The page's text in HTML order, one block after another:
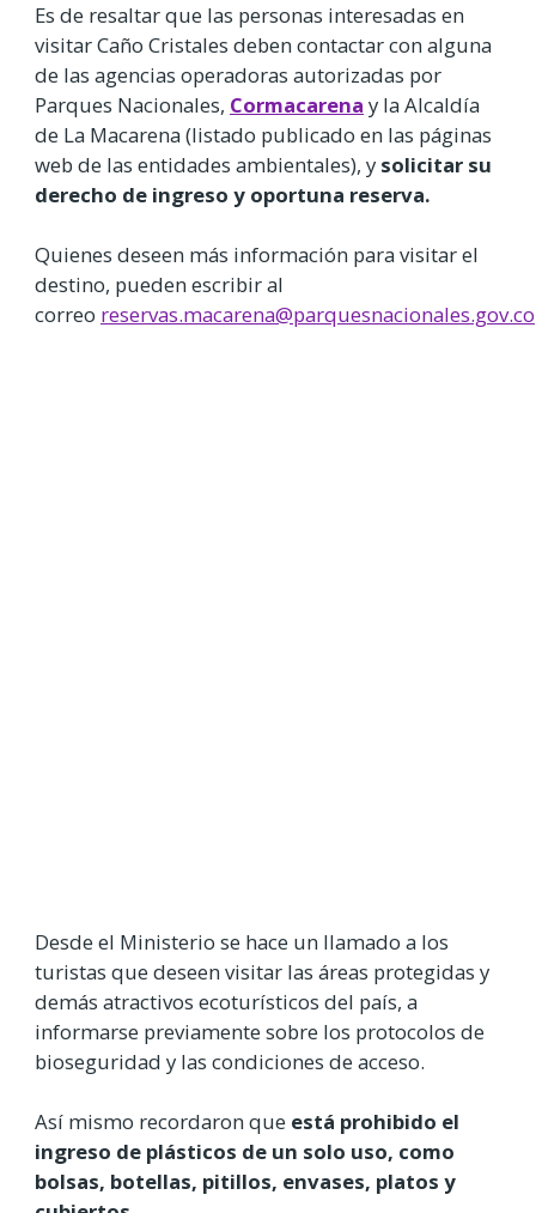
Es de resaltar que las personas interesadas en
visitar Caño Cristales deben contactar con alguna
de las agencias operadoras autorizadas por
Parques Nacionales, Cormacarena y la Alcaldía
de La Macarena (listado publicado en las páginas
web de las entidades ambientales), y solicitar su
derecho de ingreso y oportuna reserva.
Quienes deseen más información para visitar el
destino, pueden escribir al
correo reservas.macarena@parquesnacionales.gov.co
Desde el Ministerio se hace un llamado a los
turistas que deseen visitar las áreas protegidas y
demás atractivos ecoturísticos del país, a
informarse previamente sobre los protocolos de
bioseguridad y las condiciones de acceso.
Así mismo recordaron que está prohibido el
ingreso de plásticos de un solo uso, como
bolsas, botellas, pitillos, envases, platos y